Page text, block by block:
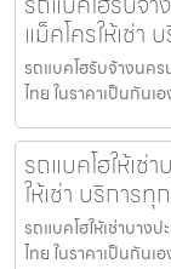
แม็คโครให้เช่า
รถแบคโฮรับจ้างนคร
ไทย ในราคาเป็นกัน
รถแบคโฮให้เช่
ให้เช่า บริการ
รถแบคโฮให้เช่าบาง
ไทย ในราคาเป็นกัน